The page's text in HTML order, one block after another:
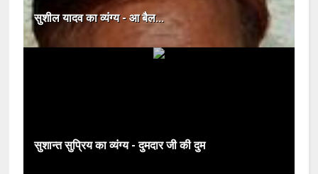
सुशील यादव का व्यंग्य - आ बैल...
सुशान्त सुप्रिय का व्यंग्य - दुमदार जी की दुम